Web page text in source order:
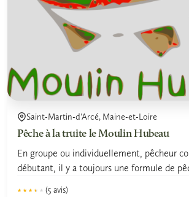
Saint-Martin-d'Arcé, Maine-et-Loire
Pêche à la truite le Moulin Hubeau
En groupe ou individuellement, pêcheur
débutant, il y a toujours une formule de
★★★★★
★★★★★ (5 avis)